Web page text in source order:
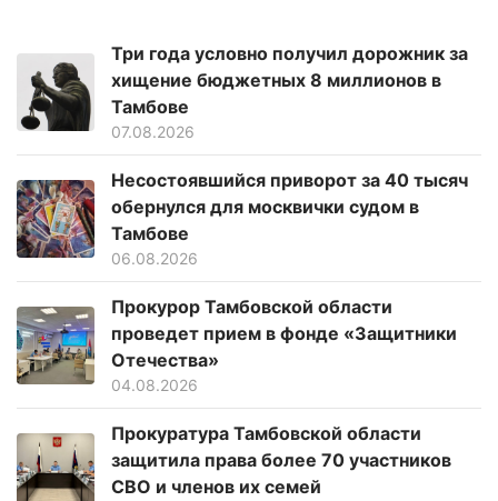
Три года условно получил дорожник за
хищение бюджетных 8 миллионов в
Тамбове
07.08.2026
Несостоявшийся приворот за 40 тысяч
обернулся для москвички судом в
Тамбове
06.08.2026
Прокурор Тамбовской области
проведет прием в фонде «Защитники
Отечества»
04.08.2026
Прокуратура Тамбовской области
защитила права более 70 участников
СВО и членов их семей